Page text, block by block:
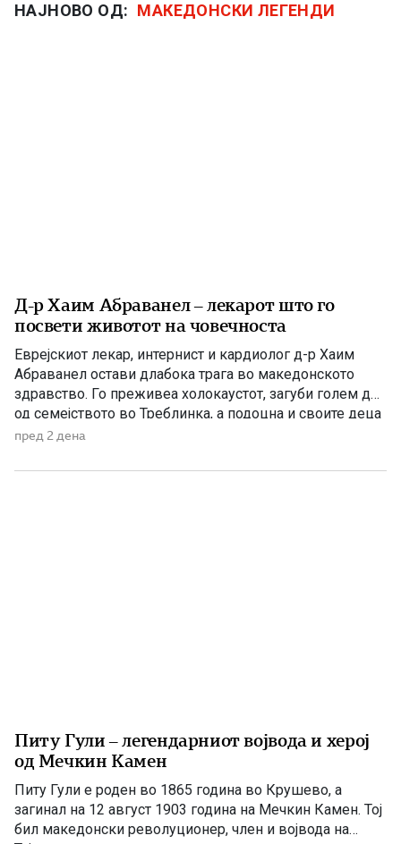
НАЈНОВО ОД: МАКЕДОНСКИ ЛЕГЕНДИ
Д-р Хаим Абраванел – лекарот што го
посвети животот на човечноста
Еврејскиот лекар, интернист и кардиолог д-р Хаим
Абраванел остави длабока трага во македонското
здравство. Го преживеа холокаустот, загуби голем дел
од семејството во Треблинка, а подоцна и своите деца
во катастрофалниот земјотрес во Скопје. Д-р Хаим
Пирот, тогаш во Кралството Србија, во многучлено
пред 2 дена
Питу Гули – легендарниот војвода и херој
од Мечкин Камен
Питу Гули е роден во 1865 година во Крушево, а
загинал на 12 август 1903 година на Мечкин Камен. Тој
бил македонски револуционер, член и војвода на